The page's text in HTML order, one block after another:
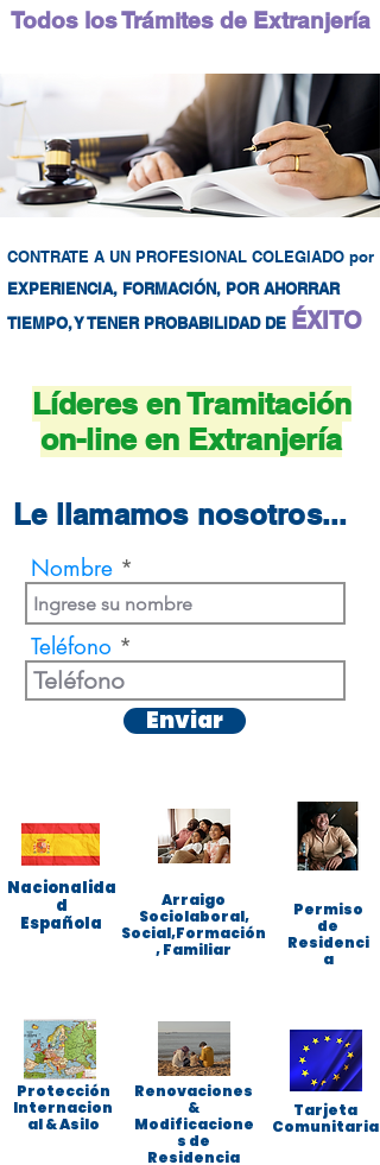
Todos los Trámites de Extranjería
CONTRATE A UN PROFESIONAL COLEGIADO por
EXPERIENCIA, FORMACIÓN, POR AHORRAR
TIEMPO, Y TENER PROBABILIDAD DE ÉXITO
Le llamamos nosotros...
Nombre
Teléfono
Enviar
aunque también puede venir a
visitarnos a nuestro Despacho
Líderes en Tramitación
on-line en Extranjería
Nacionalida
d
Española
Arraigo
Sociolaboral,
Social,Formación
, Familiar
Permiso
de
Residenci
a
Protección
Internacion
al & Asilo
Renovaciones
&
Modificacione
s de
Residencia
Tarjeta
Comunitaria